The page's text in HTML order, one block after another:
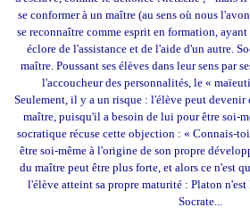
se conformer à un maître (au sens où nous
se reconnaître comme esprit en formation,
éclore de l'assistance et de l'aide d'un autre.
maître. Poussant ses élèves dans leur sens par
l'accoucheur des personnalités, le «
Seulement, il y a un risque : l'élève peut
maître, puisqu'il a besoin de lui pour être soi-
socratique récuse cette objection : « Connais-
être soi-même à l'origine de son propre
du maître peut être plus forte, et alors ce n'est
l'élève atteint sa propre maturité : Platon n'est
Socrate...